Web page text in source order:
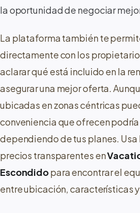
la oportunidad de negociar
La plataforma también te
directamente con los
aclarar qué está incluido en la
asegurar una mejor oferta.
ubicadas en zonas céntricas
conveniencia que ofrecen
dependiendo de tus planes.
precios transparentes en
Escondidopara encontrar el
entre ubicación, características